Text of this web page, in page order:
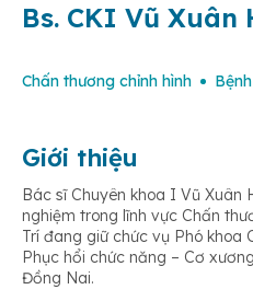
Bs. CKI Vũ Xuân
Chấn thương chỉnh hình
Giới thiệu
Bác sĩ Chuyên khoa I Vũ Xuân
nghiệm trong lĩnh vực Chấn
Trí đang giữ chức vụ Phó khoa
Phục hổi chức năng – Cơ
Đồng Nai.